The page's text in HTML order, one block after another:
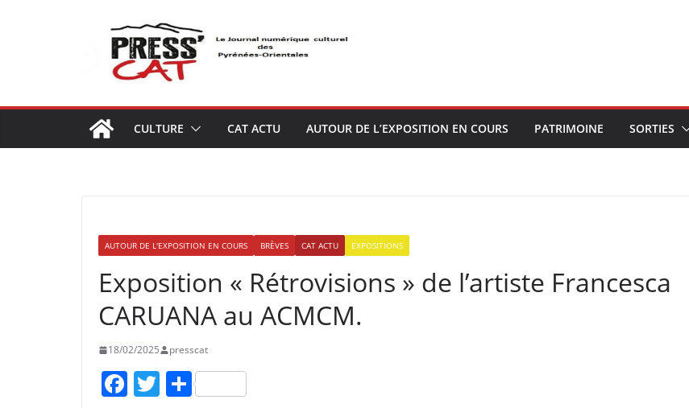
CULTURE CAT ACTU AUTOUR DE L’EXPOSITION EN COURS PATRIMOINE SORTIES
AUTOUR DE L'EXPOSITION EN COURS BRÈVES CAT ACTU EXPOSITIONS
Exposition « Rétrovisions » de l’artiste Francesca
CARUANA au ACMCM.
18/02/2025 presscat
F T P